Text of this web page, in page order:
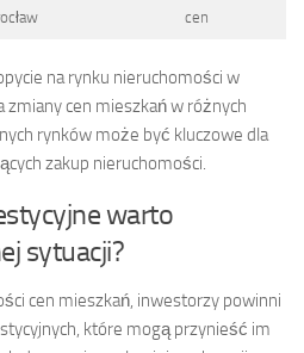
cen
na rynku nieruchomości w
zmiany cen mieszkań w różnych
rynków może być kluczowe dla
zakup nieruchomości.
warto
sytuacji?
cen mieszkań, inwestorzy powinni
które mogą przynieść im